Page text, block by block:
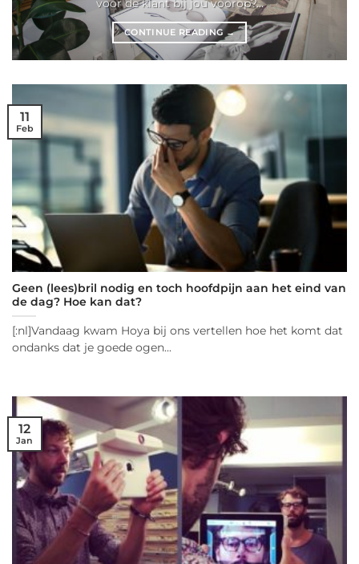
voor de klant bij jou voorop?...
CONTINUE READING →
Geen (lees)bril nodig en toch hoofdpijn aan het eind van
de dag? Hoe kan dat?
[:nl]Vandaag kwam Hoya bij ons vertellen hoe het komt dat
ondanks dat je goede ogen...
11
Feb
12
Jan